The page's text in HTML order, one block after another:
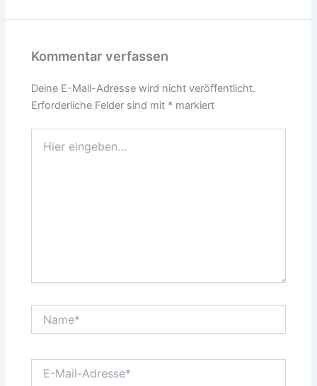
Kommentar verfassen
Deine E-Mail-Adresse wird nicht veröffentlicht.
Erforderliche Felder sind mit * markiert
eingeben…
Mail-